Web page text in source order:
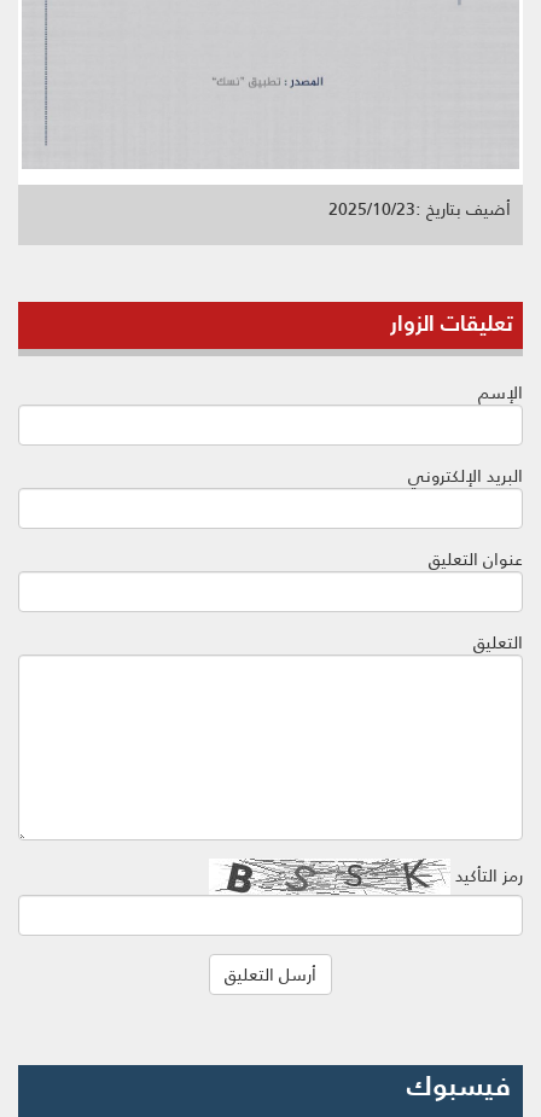
أضيف بتاريخ :2025/10/23
تعليقات الزوار
الإسم
البريد الإلكتروني
عنوان التعليق
التعليق
رمز التأكيد
فيسبوك